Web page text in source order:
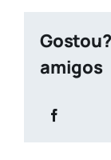
amigos